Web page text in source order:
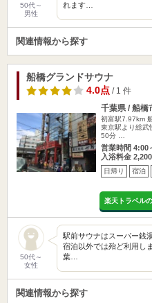
50代～
男性
れます…
関連情報から探す
船橋グランドサウナ
4.0点/ 1 件
千葉県 / 船橋
初富駅7.97km
東京駅より総武
50分 …
営業時間 4:00
入浴料金
日帰り 宿泊
楽天トラベル
50代～
女性
駅前サウナはスーパー銭
宿泊以外では殆ど利用し
葉…
関連情報から探す